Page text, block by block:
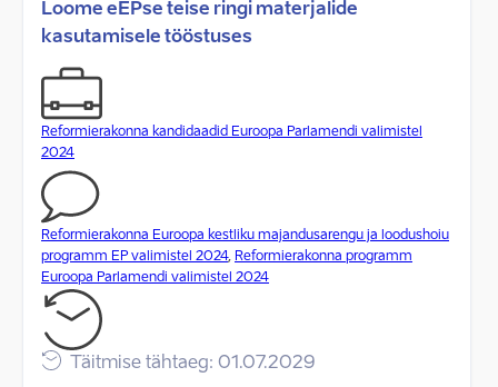
Loome eEPse teise ringi materjalide
kasutamisele tööstuses
Reformierakonna kandidaadid Euroopa Parlamendi valimistel
2024
Reformierakonna Euroopa kestliku majandusarengu ja loodushoiu
programm EP valimistel 2024, Reformierakonna programm
Euroopa Parlamendi valimistel 2024
Täitmise tähtaeg: 01.07.2029